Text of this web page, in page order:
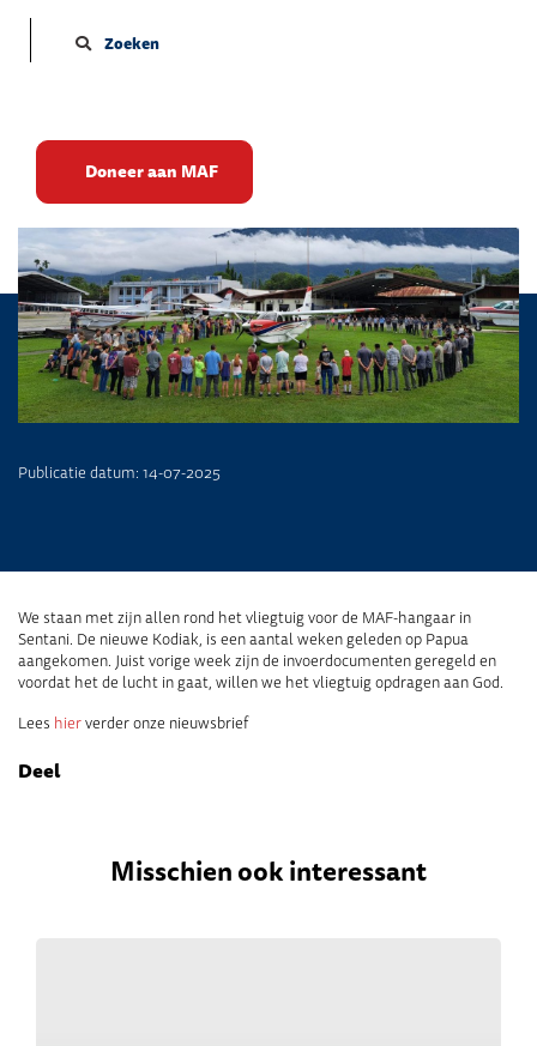
Zoeken
Doneer aan MAF
Nieuw vliegtuig op Papua
Publicatie datum: 14-07-2025
We staan met zijn allen rond het vliegtuig voor de MAF-hangaar in
Sentani. De nieuwe Kodiak, is een aantal weken geleden op Papua
aangekomen. Juist vorige week zijn de invoerdocumenten geregeld en
voordat het de lucht in gaat, willen we het vliegtuig opdragen aan God.
Lees hierverder onze nieuwsbrief
Deel
Misschien ook interessant